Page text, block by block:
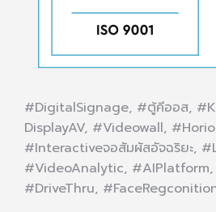
#DigitalSignage, #ตู้คีออส,
DisplayAV, #Videowall,
#Interactiveจอสัมผัสอัจฉริยะ,
#VideoAnalytic, #AIPlatform,
#DriveThru,